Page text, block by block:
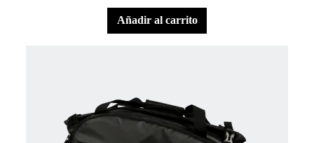
añadir al carrito